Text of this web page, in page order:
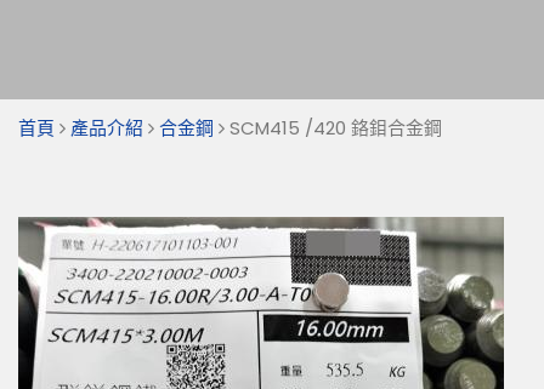
首頁 產品介紹 合金鋼 SCM415 /420 鉻鉬合金鋼